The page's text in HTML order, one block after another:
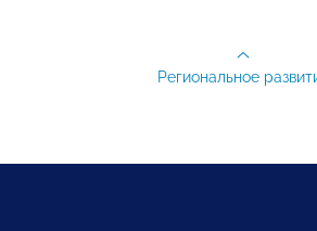
Региональное